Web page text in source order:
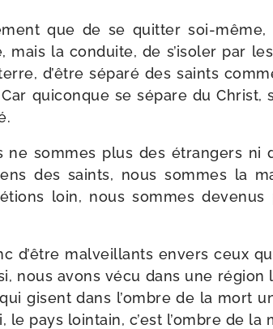
que de se quit­ter soi-​même,
mais la conduite, de s’isoler par
d’être sépa­ré des saints
qui­conque se sépare du Christ,
ne sommes plus des étran­gers ni
des saints, nous sommes la
loin, nous sommes
d’être mal­veillants envers ceux
nous avons vécu dans une région
gisent dans l’ombre de la mort
le pays loin­tain, c’est l’ombre de la